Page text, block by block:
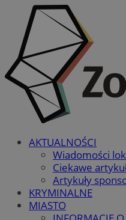
AKTUALNOŚCI
Wiadomości
Ciekawe
Artykuły
KRYMINALNE
MIASTO